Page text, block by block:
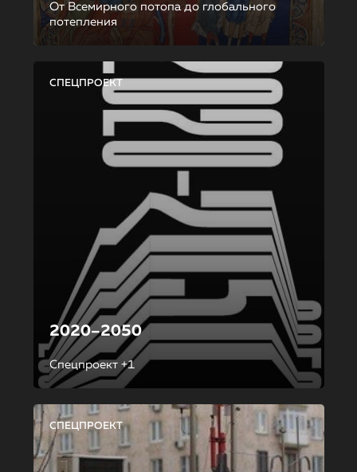
От Всемирного потопа до глобального
потепления
СПЕЦПРОЕКТ
2020–2050
Спецпроект +1
СПЕЦПРОЕКТ